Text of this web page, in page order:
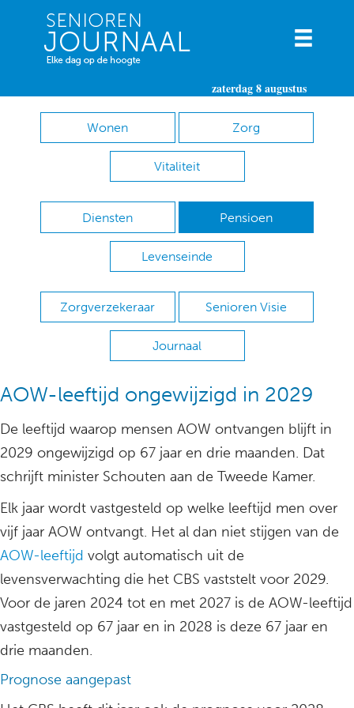
zaterdag 8 augustus
Wonen Zorg
Vitaliteit
Diensten Pensioen
Levenseinde
Zorgverzekeraar Senioren Visie
Journaal
AOW-leeftijd ongewijzigd in 2029
De leeftijd waarop mensen AOW ontvangen blijft in
2029 ongewijzigd op 67 jaar en drie maanden. Dat
schrijft minister Schouten aan de Tweede Kamer.
Elk jaar wordt vastgesteld op welke leeftijd men over
vijf jaar AOW ontvangt. Het al dan niet stijgen van de
AOW-leeftijd volgt automatisch uit de
levensverwachting die het CBS vaststelt voor 2029.
Voor de jaren 2024 tot en met 2027 is de AOW-leeftijd
vastgesteld op 67 jaar en in 2028 is deze 67 jaar en
drie maanden.
Prognose aangepast